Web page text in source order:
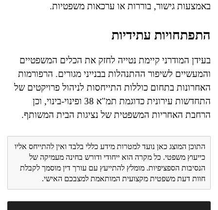
באמצעות גישור, בוררות או ערכאות משפטיות.
התפתחויות עתידיות
בעידן המודרני קיימת נטייה לחזק את הכלים המשפטיים
והמעשיים לשיפור ההתנהלות בבנייני מגורים. הרפורמות
האחרונות בתחום כוללות התייחסות לניהול פרויקטים של
התחדשות עירונית כדוגמת תמ"א 38 ופינוי-בינוי, וכן
הרחבת האחריות המשפטית של נציגות הבית המשותף.
התוכן המוצג כאן נועד למטרות מידע כללי בלבד ואין להתייחס אליו
כייעוץ משפטי. כל מקרה הוא ייחודי ודורש בחינה מעמיקה של
הנסיבות הספציפיות. מומלץ להתייעץ עם עורך דין מוסמך לקבלת
חוות דעת משפטית מקצועית המותאמת למצבכם האישי.